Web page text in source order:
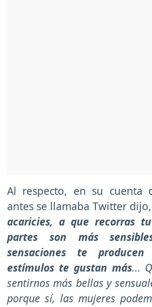
Al respecto, en su cuenta
antes se llamaba Twitter dijo,
acaricies, a que recorras
partes son más
sensaciones te
estímulos te gustan más...
sentirnos más bellas y
porque sí, las mujeres